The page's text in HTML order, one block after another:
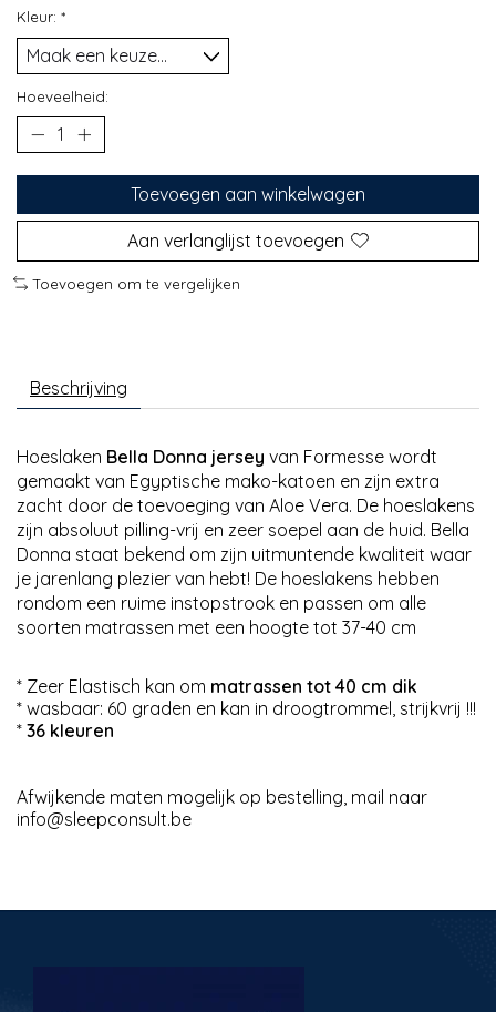
Kleur: *
Hoeveelheid:
Toevoegen aan winkelwagen
Aan verlanglijst toevoegen
Toevoegen om te vergelijken
Beschrijving
Hoeslaken Bella Donna jersey van Formesse wordt
gemaakt van Egyptische mako-katoen en zijn extra
zacht door de toevoeging van Aloe Vera. De hoeslakens
zijn absoluut pilling-vrij en zeer soepel aan de huid. Bella
Donna staat bekend om zijn uitmuntende kwaliteit waar
je jarenlang plezier van hebt! De hoeslakens hebben
rondom een ruime instopstrook en passen om alle
soorten matrassen met een hoogte tot 37-40 cm
* Zeer Elastisch kan om matrassen tot 40 cm dik
* wasbaar: 60 graden en kan in droogtrommel, strijkvrij !!!
* 36 kleuren
Afwijkende maten mogelijk op bestelling, mail naar
info@sleepconsult.be